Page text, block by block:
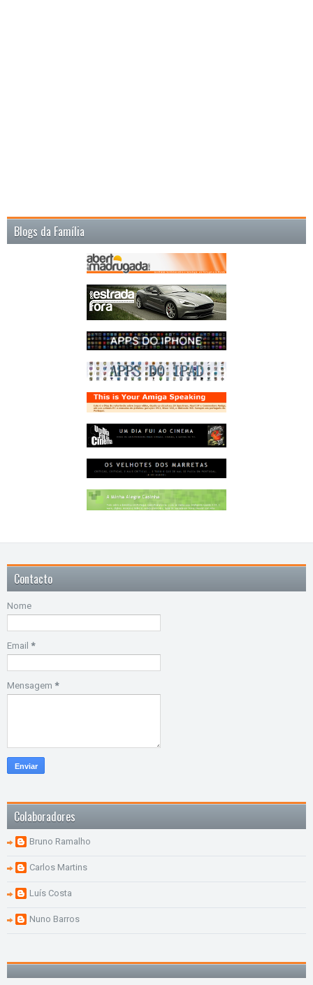
Blogs da Família
Contacto
Nome
Email *
Mensagem *
Colaboradores
Bruno Ramalho
Carlos Martins
Luís Costa
Nuno Barros